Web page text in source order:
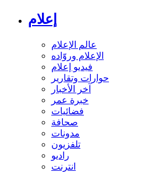
إعلام
عالم الإعلام
الإعلام وروّاده
فيديو إعلام
حوارات وتقارير
آخر الأخبار
خبرة عمر
فضائيات
صحافة
مدونات
تلفزيون
راديو
انترنت